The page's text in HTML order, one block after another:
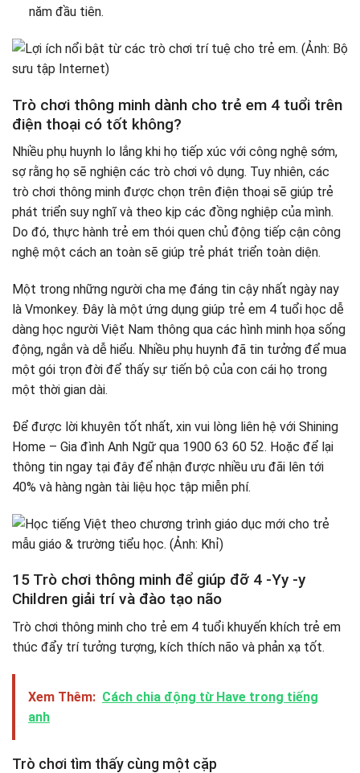
năm đầu tiên.
Trò chơi thông minh dành cho trẻ em 4 tuổi trên
điện thoại có tốt không?
Nhiều phụ huynh lo lắng khi họ tiếp xúc với công nghệ sớm,
sợ rằng họ sẽ nghiện các trò chơi vô dụng. Tuy nhiên, các
trò chơi thông minh được chọn trên điện thoại sẽ giúp trẻ
phát triển suy nghĩ và theo kịp các đồng nghiệp của mình.
Do đó, thực hành trẻ em thói quen chủ động tiếp cận công
nghệ một cách an toàn sẽ giúp trẻ phát triển toàn diện.
Một trong những người cha mẹ đáng tin cậy nhất ngày nay
là Vmonkey. Đây là một ứng dụng giúp trẻ em 4 tuổi học dễ
dàng học người Việt Nam thông qua các hình minh họa sống
động, ngắn và dễ hiểu. Nhiều phụ huynh đã tin tưởng để mua
một gói trọn đời để thấy sự tiến bộ của con cái họ trong
một thời gian dài.
Để được lời khuyên tốt nhất, xin vui lòng liên hệ với Shining
Home – Gia đình Anh Ngữ qua 1900 63 60 52. Hoặc để lại
thông tin ngay tại đây để nhận được nhiều ưu đãi lên tới
40% và hàng ngàn tài liệu học tập miễn phí.
15 Trò chơi thông minh để giúp đỡ 4 -Yy -y
Children giải trí và đào tạo não
Trò chơi thông minh cho trẻ em 4 tuổi khuyến khích trẻ em
thúc đẩy trí tưởng tượng, kích thích não và phản xạ tốt.
Xem Thêm: Cách chia động từ Have trong tiếng
anh
Trò chơi tìm thấy cùng một cặp